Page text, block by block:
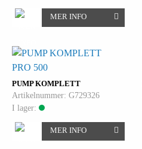
MER INFO
PUMP KOMPLETT
PRO 500
Artikelnummer: G729326
I lager:
MER INFO